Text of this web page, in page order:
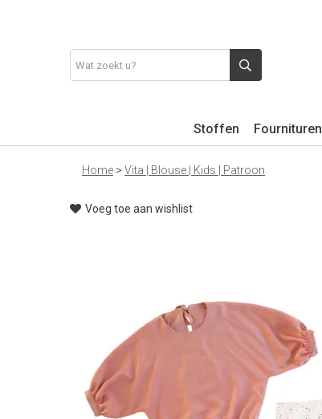
Stoffen Fournituren
Home > Vita | Blouse | Kids | Patroon
Voeg toe aan wishlist